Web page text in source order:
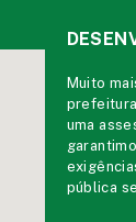
Muito
uma
pública